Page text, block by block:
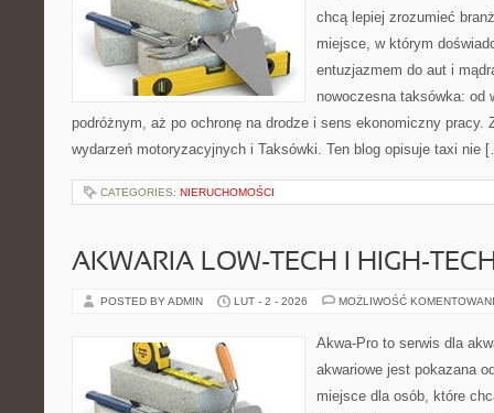
chcą lepiej zrozumieć
miejsce, w którym
entuzjazmem do aut i
nowoczesna taksówka: od
podróżnym, aż po ochronę na drodze i sens ekonomiczny pracy.
wydarzeń motoryzacyjnych i Taksówki. Ten blog opisuje taxi nie
CATEGORIES: NIERUCHOMOŚCI
AKWARIA LOW-TECH I HIGH-
POSTED BY ADMIN LUT - 2 - 2026 MOŻLIWOŚĆ
Akwa-Pro to serwis dla
akwariowe jest pokazana
miejsce dla osób, które